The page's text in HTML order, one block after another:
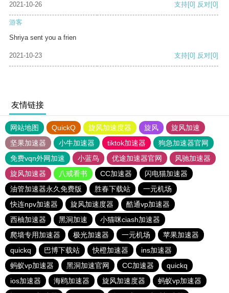
2021-10-26 支持[0] 反对[0]
游客
Shriya sent you a frien
2021-10-23 支持[0] 反对[0]
友情链接
网站地图 QuickQ 旋风加速度器 旋风
旋风加速
坚果加速器
小牛加速器 tiktok加速器
狗急加速器官网
免费vqn外网加速
小蓝鸟 优途加速器官网
风驰加速器
旋风加速器
八戒看书 CC加速器
闪电猫加速器
油管加速器永久免费版
胜春下载站
一元机场
快连npv加速器
旋风加速度器
酷通vp加速器
西柚加速器
黑洞加速
小猫咪ciash加速器
爬墙专用加速器
极光加速器 一元机场
苹果加速器
quickq
巴博下载站 快橙加速器
ins加速器
蚂蚁vp加速器
黑洞加速官网 CC加速器
quickq
ios加速器
海鸥加速器 旋风加速度器
蚂蚁vp加速器